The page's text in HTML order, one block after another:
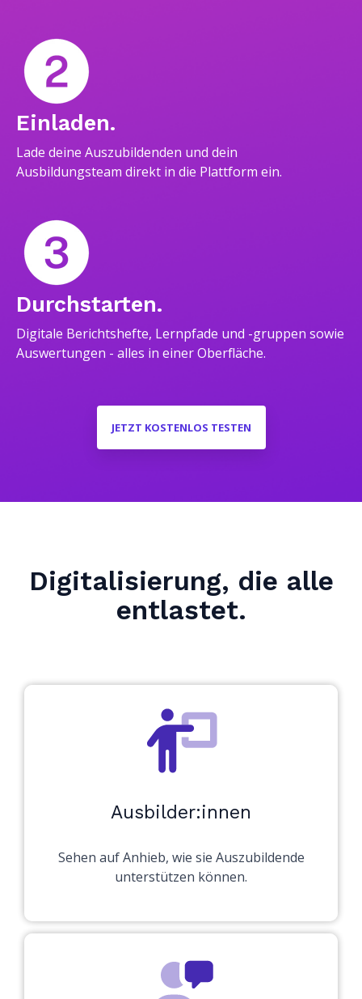
Einladen.
Lade deine Auszubildenden und dein
Ausbildungsteam direkt in die Plattform ein.
Durchstarten.
Digitale Berichtshefte, Lernpfade und -gruppen sowie
Auswertungen - alles in einer Oberfläche.
JETZT KOSTENLOS TESTEN
Digitalisierung, die alle
entlastet.
Ausbilder:innen
Sehen auf Anhieb, wie sie Auszubildende
unterstützen können.